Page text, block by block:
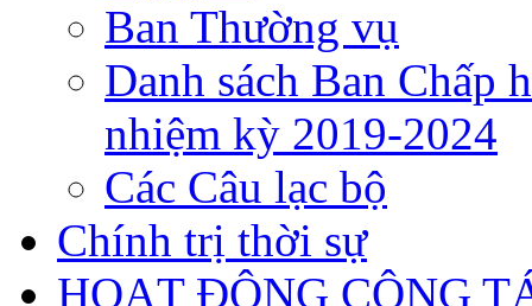
Ban Thường vụ
Danh sách Ban Chấp
nhiệm kỳ 2019-2024
Các Câu lạc bộ
Chính trị thời sự
HOẠT ĐỘNG CÔNG